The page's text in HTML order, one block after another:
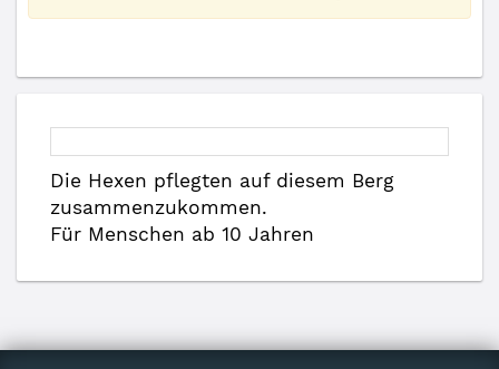
Die Hexen pflegten auf diesem Berg
zusammenzukommen.
Für Menschen ab 10 Jahren